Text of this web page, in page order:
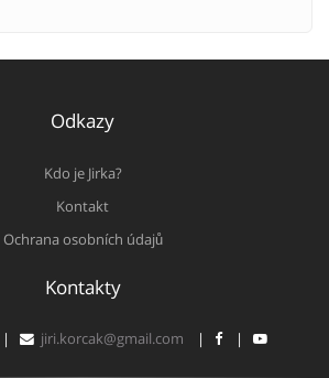
Odkazy
Kdo je Jirka?
Kontakt
Ochrana osobních údajů
Kontakty
| jiri.korcak@gmail.com | |